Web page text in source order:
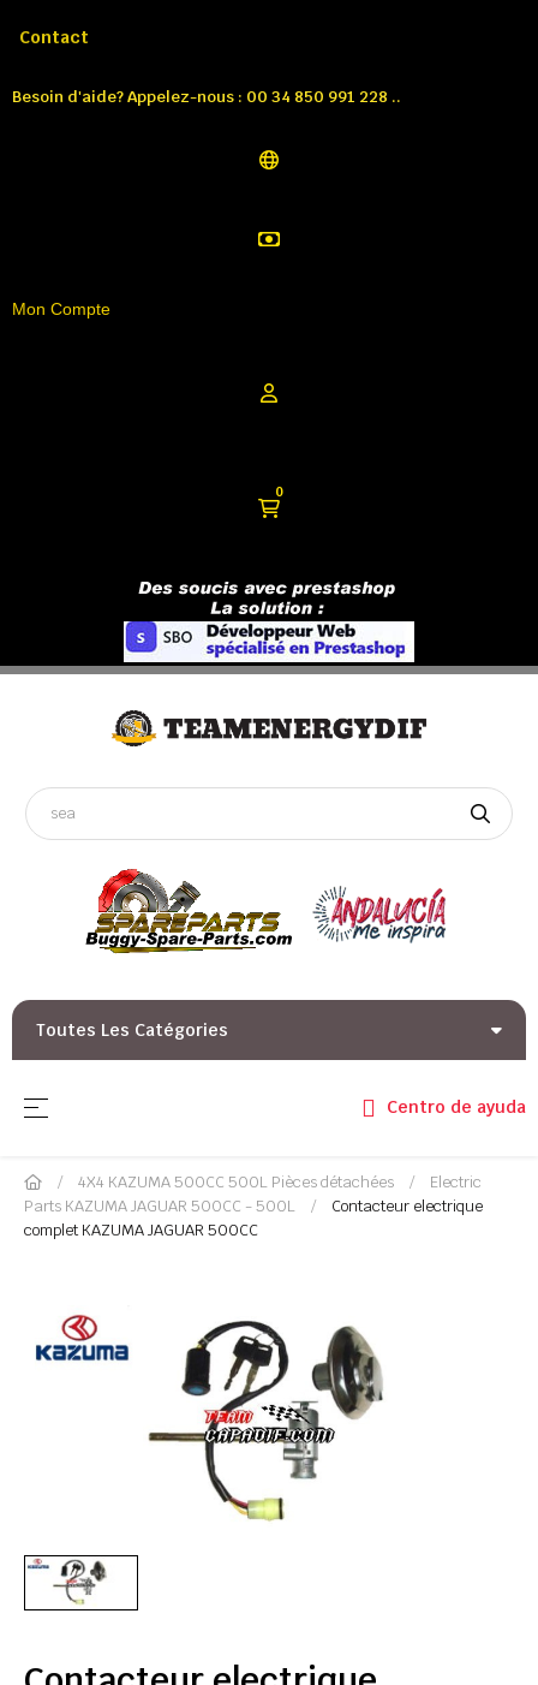
Contact
Besoin d'aide? Appelez-nous : 00 34 850 991 228 ..
Mon Compte
0
Toutes Les Catégories
Basculer la navigation
☰ Centro de ayuda
4X4 KAZUMA 500CC 500L Pièces détachées
Electric
Parts KAZUMA JAGUAR 500CC - 500L
Contacteur electrique
complet KAZUMA JAGUAR 500CC